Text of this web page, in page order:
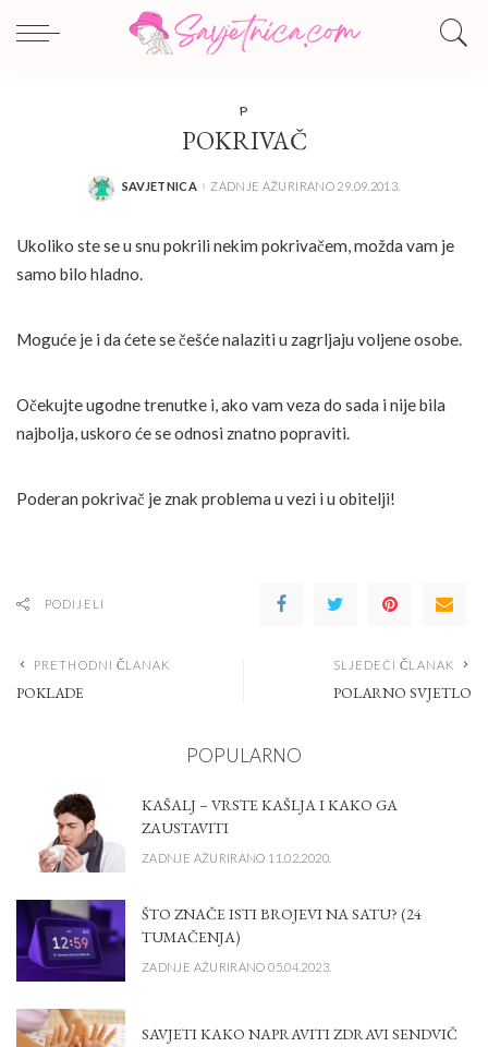
P
POKRIVAČ
POSTED
SAVJETNICA ZADNJE AŽURIRANO 29.09.2013.
Ukoliko ste se u snu pokrili nekim pokrivačem, možda vam je
samo bilo hladno.
Moguće je i da ćete se češće nalaziti u zagrljaju voljene osobe.
Očekujte ugodne trenutke i, ako vam veza do sada i nije bila
najbolja, uskoro će se odnosi znatno popraviti.
Poderan pokrivač je znak problema u vezi i u obitelji!
PODIJELI
PRETHODNI ČLANAK
POKLADE
SLJEDEĆI ČLANAK
POLARNO SVJETLO
POPULARNO
KAŠALJ – VRSTE KAŠLJA I KAKO GA
ZAUSTAVITI
ZADNJE AŽURIRANO 11.02.2020.
ŠTO ZNAČE ISTI BROJEVI NA SATU? (24
TUMAČENJA)
ZADNJE AŽURIRANO 05.04.2023.
SAVJETI KAKO NAPRAVITI ZDRAVI SENDVIČ